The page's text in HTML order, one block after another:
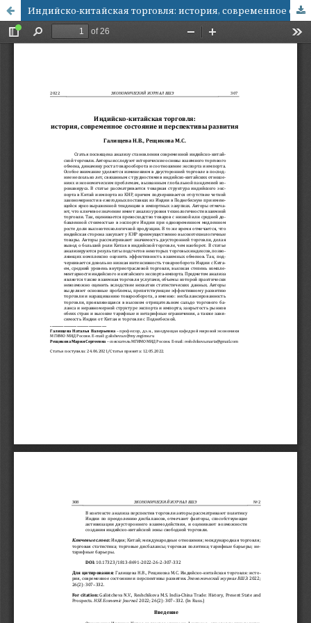
Индийско-китайская торговля: история, современное состояние и перспективы развития*